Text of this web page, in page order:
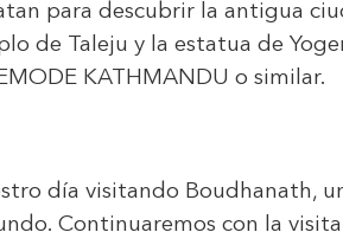
para descubrir la antigua
de Taleju y la estatua de
KATHMANDU o similar.
día visitando Boudhanath,
Continuaremos con la